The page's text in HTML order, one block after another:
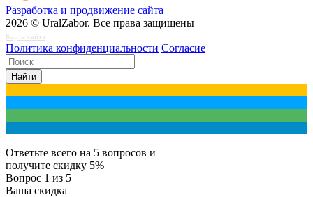
Разработка и продвижение сайта
2026 © UralZabor. Все права защищены
Карта сайта
Политика конфиденциальности Согласие
Найти
Ответьте всего на 5 вопросов и
получите скидку 5%
Вопрос 1 из 5
Ваша скидка